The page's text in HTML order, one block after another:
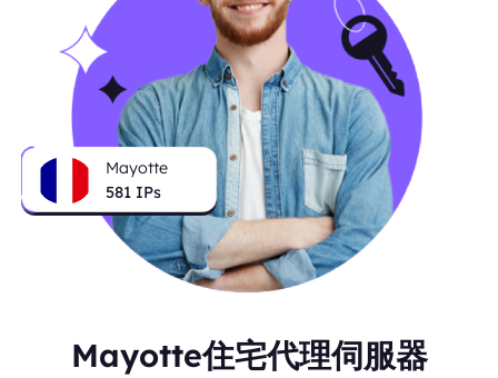
Mayotte
581 IPs
Mayotte住宅代理伺服器